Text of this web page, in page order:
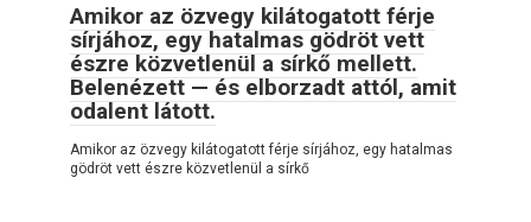
Amikor az özvegy kilátogatott férje
sírjához, egy hatalmas gödröt vett
észre közvetlenül a sírkő mellett.
Belenézett — és elborzadt attól, amit
odalent látott.
Amikor az özvegy kilátogatott férje sírjához, egy hatalmas
gödröt vett észre közvetlenül a sírkő